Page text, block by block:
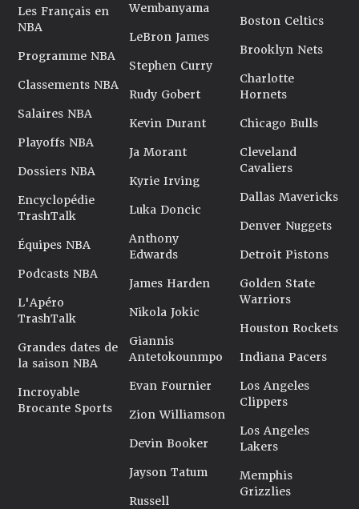
Les Français en
NBA
Programme NBA
Classements NBA
Salaires NBA
Playoffs NBA
Dossiers NBA
Encyclopédie
TrashTalk
Équipes NBA
Podcasts NBA
L'Apéro
TrashTalk
Grandes dates de
la saison NBA
Incroyable
Brocante Sports
Wembanyama
LeBron James
Stephen Curry
Rudy Gobert
Kevin Durant
Ja Morant
Kyrie Irving
Luka Doncic
Anthony
Edwards
James Harden
Nikola Jokic
Giannis
Antetokounmpo
Evan Fournier
Zion Williamson
Devin Booker
Jayson Tatum
Russell
Boston Celtics
Brooklyn Nets
Charlotte
Hornets
Chicago Bulls
Cleveland
Cavaliers
Dallas Mavericks
Denver Nuggets
Detroit Pistons
Golden State
Warriors
Houston Rockets
Indiana Pacers
Los Angeles
Clippers
Los Angeles
Lakers
Memphis
Grizzlies